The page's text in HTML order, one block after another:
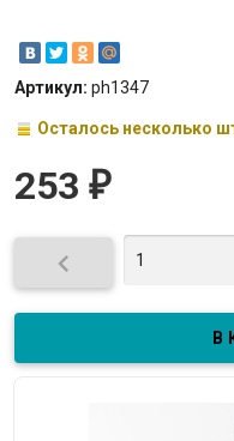
Артикул: ph1347
Осталось несколько
253 ₽
